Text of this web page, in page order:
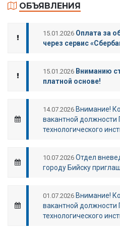
ОБЪЯВЛЕНИЯ
15.01.2026 Оплата за
через сервис
15.01.2026 Вниманию
платной основе!
14.07.2026 Внимание!
вакантной должности
технологического
10.07.2026 Отдел
городу Бийску
01.07.2026 Внимание!
вакантной должности
технологического